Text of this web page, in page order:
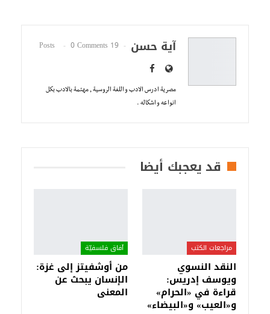
آية حسن 19 Posts
0 Comments
مصرية ادرس الادب و اللغة الروسية , مهتمة بالادب بكل
انواعه و اشكاله .
قد يعجبك أيضا
مراجعات الكتب
النقد النسوي
ويوسف إدريس:
قراءة في «الحرام»
و«العيب» و«البيضاء»
آفاق فلسفيّة‎
من أوشفيتز إلى غزة:
الإنسان يبحث عن
المعنى